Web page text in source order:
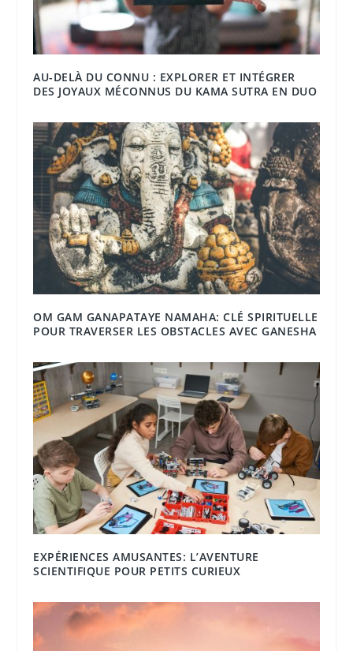
AU-DELÀ DU CONNU : EXPLORER ET INTÉGRER
DES JOYAUX MÉCONNUS DU KAMA SUTRA EN DUO
OM GAM GANAPATAYE NAMAHA: CLÉ SPIRITUELLE
POUR TRAVERSER LES OBSTACLES AVEC GANESHA
EXPÉRIENCES AMUSANTES: L’AVENTURE
SCIENTIFIQUE POUR PETITS CURIEUX